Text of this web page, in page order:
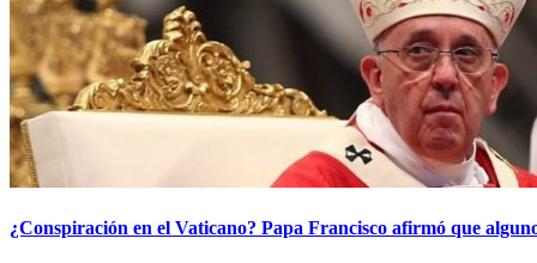
¿Conspiración en el Vaticano? Papa Francisco afirmó que